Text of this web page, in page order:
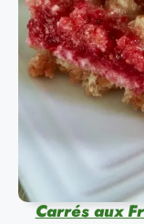
Carrés aux